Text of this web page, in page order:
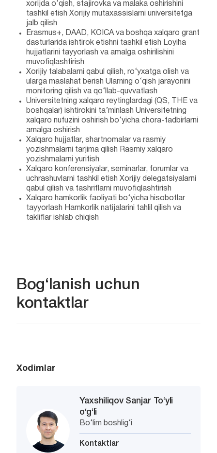
xorijda o‘qish, stajirovka va malaka oshirishini
tashkil etish Xorijiy mutaxassislarni universitetga
jalb qilish
Erasmus+, DAAD, KOICA va boshqa xalqaro grant
dasturlarida ishtirok etishni tashkil etish Loyiha
hujjatlarini tayyorlash va amalga oshirilishini
muvofiqlashtirish
Xorijiy talabalarni qabul qilish, ro‘yxatga olish va
ularga maslahat berish Ularning o‘qish jarayonini
monitoring qilish va qo‘llab-quvvatlash
Universitetning xalqaro reytinglardagi (QS, THE va
boshqalar) ishtirokini ta’minlash Universitetning
xalqaro nufuzini oshirish bo‘yicha chora-tadbirlarni
amalga oshirish
Xalqaro hujjatlar, shartnomalar va rasmiy
yozishmalarni tarjima qilish Rasmiy xalqaro
yozishmalarni yuritish
Xalqaro konferensiyalar, seminarlar, forumlar va
uchrashuvlarni tashkil etish Xorijiy delegatsiyalarni
qabul qilish va tashriflarni muvofiqlashtirish
Xalqaro hamkorlik faoliyati bo‘yicha hisobotlar
tayyorlash Hamkorlik natijalarini tahlil qilish va
takliflar ishlab chiqish
Bog‘lanish uchun
kontaktlar
Xodimlar
Yaxshiliqov Sanjar To‘yli
o‘g‘li
Bo‘lim boshlig‘i
Kontaktlar